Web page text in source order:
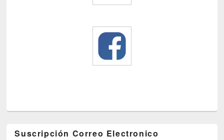
Suscripción Correo Electronico